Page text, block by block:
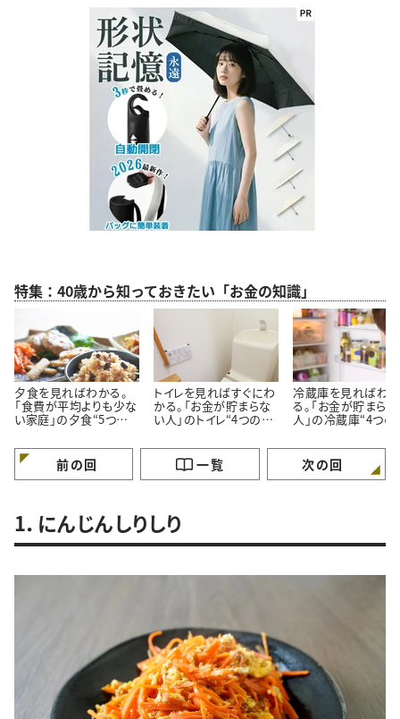
特集：40歳から知っておきたい「お金の知識」
夕食を見ればわかる。
「食費が平均よりも少な
い家庭」の夕食“5つの
トイレを見ればすぐにわ
かる。「お金が貯まらな
い人」のトイレ“4つの特
冷蔵庫を見ればわか
る。「お金が貯まら
人」の冷蔵庫“4つの
前の回 一覧 次の回
1．にんじんしりしり